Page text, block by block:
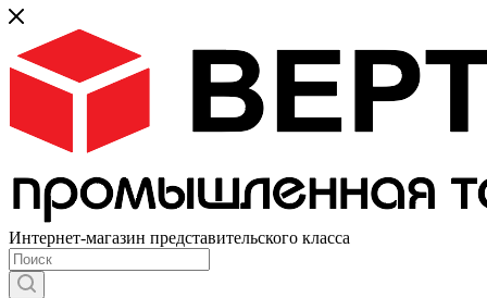
Интернет-магазин представительского класса